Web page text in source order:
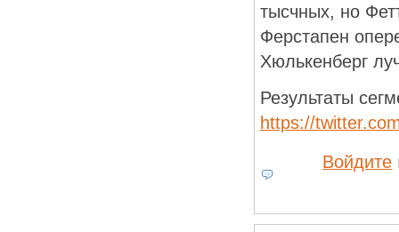
тысчных, но
Ферстапен
Хюлькенберг
Результаты
https://
Войдите